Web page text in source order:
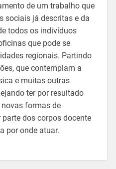
de um trabalho que
sociais já descritas e da
todos os indivíduos
que pode se
regionais. Partindo
que contemplam a
e muitas outras
ter por resultado
formas de
dos corpos docente
por onde atuar.